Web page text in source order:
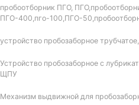
пробоотборник ПГО,
ПГО-400,пго-100,ПГО-
устройство пробозаборное
Устройство пробозаборное с
ЩПУ
Механизм выдвижной для